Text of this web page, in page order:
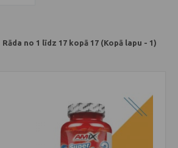
Rāda no 1 līdz 17 kopā 17 (Kopā lapu - 1)